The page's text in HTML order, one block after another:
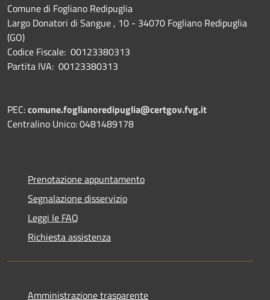
Comune di Fogliano Redipuglia
Largo Donatori di Sangue , 10 - 34070 Fogliano Redipuglia
(GO)
Codice Fiscale: 00123380313
Partita IVA: 00123380313
PEC:comune.foglianoredipuglia@certgov.fvg.it
Centralino Unico: 0481489178
Prenotazione appuntamento
Segnalazione disservizio
Leggi le FAQ
Richiesta assistenza
Amministrazione trasparente